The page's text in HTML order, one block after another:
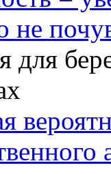
не
для